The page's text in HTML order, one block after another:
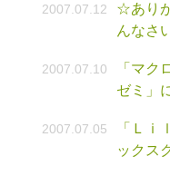
2007.07.12
☆あり
んなさ
2007.07.10
「マク
ゼミ」
2007.07.05
「Ｌｉ
ックス